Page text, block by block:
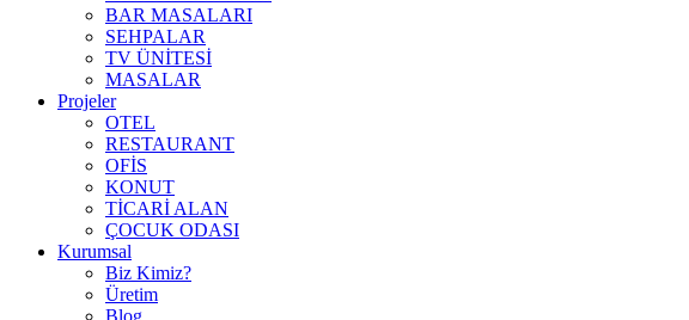
BAR MASALARI
SEHPALAR
TV ÜNİTESİ
MASALAR
Projeler
OTEL
RESTAURANT
OFİS
KONUT
TİCARİ ALAN
ÇOCUK ODASI
Kurumsal
Biz Kimiz?
Üretim
Blog